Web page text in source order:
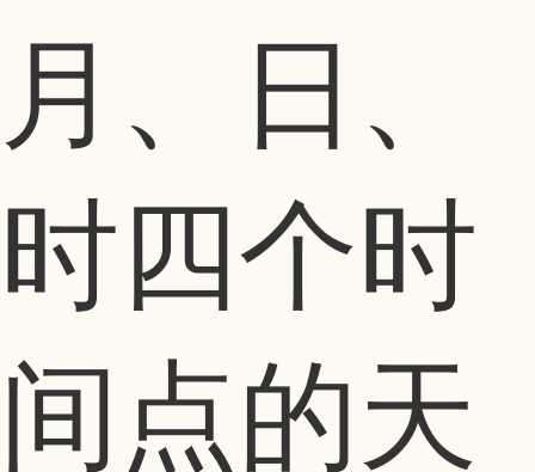
月、日、
时四个时
间点的天